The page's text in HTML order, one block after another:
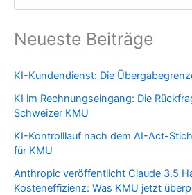
Neueste Beiträge
KI-Kundendienst: Die
KI im Rechnungseingang: Die
Schweizer KMU
KI-Kontrolllauf nach dem AI-Act-
für KMU
Anthropic veröffentlicht Claude 3.5
Kosteneffizienz: Was KMU jetzt